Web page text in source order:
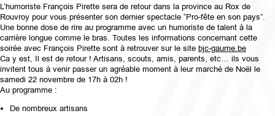
L’humoriste François Pirette sera de retour dans la province au Rox de
Rouvroy pour vous présenter son dernier spectacle “Pro-fête en son pays”.
Une bonne dose de rire au programme avec un humoriste de talent à la
carrière longue comme le bras. Toutes les informations concernant cette
soirée avec François Pirette sont à retrouver sur le site bjc-gaume.be
Ca y est, Il est de retour ! Artisans, scouts, amis, parents, etc… ils vous
invitent tous à venir passer un agréable moment à leur marché de Noël le
samedi 22 novembre de 17h à 02h !
Au programme :
De nombreux artisans